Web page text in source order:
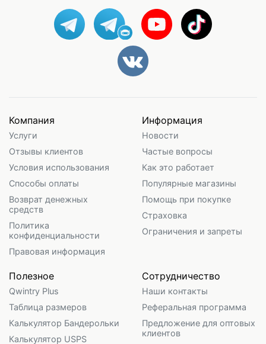
Компания
Услуги
Отзывы клиентов
Условия использования
Способы оплаты
Возврат денежных
средств
Политика
конфиденциальности
Правовая информация
Информация
Новости
Частые вопросы
Как это работает
Популярные магазины
Помощь при покупке
Страховка
Ограничения и запреты
Полезное
Qwintry Plus
Таблица размеров
Калькулятор Бандерольки
Калькулятор USPS
Сотрудничество
Наши контакты
Реферальная программа
Предложение для оптовых
клиентов